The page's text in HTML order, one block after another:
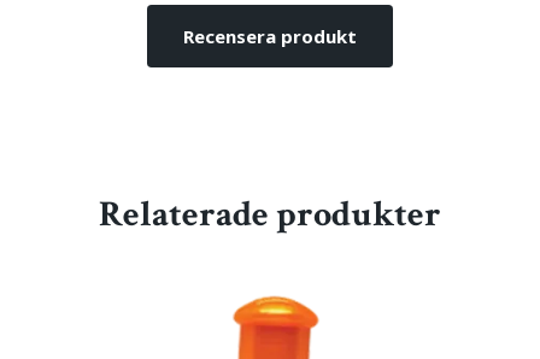
Recensera produkt
Relaterade produkter